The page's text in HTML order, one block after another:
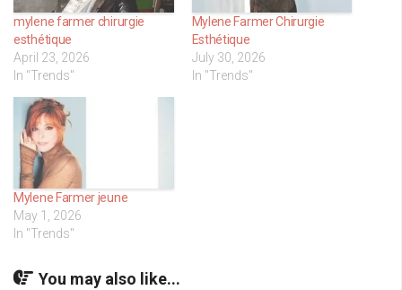
mylene farmer chirurgie
esthétique
April 23, 2026
In "Trends"
Mylene Farmer Chirurgie
Esthétique
July 30, 2026
In "Trends"
Mylene Farmer jeune
May 1, 2026
In "Trends"
You may also like...